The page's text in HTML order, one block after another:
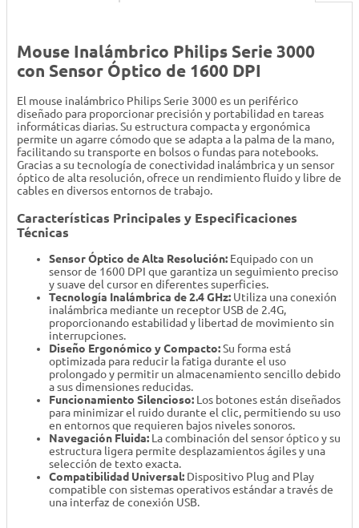
Mouse Inalámbrico Philips Serie 3000
con Sensor Óptico de 1600 DPI
El mouse inalámbrico Philips Serie 3000 es un periférico
diseñado para proporcionar precisión y portabilidad en tareas
informáticas diarias. Su estructura compacta y ergonómica
permite un agarre cómodo que se adapta a la palma de la mano,
facilitando su transporte en bolsos o fundas para notebooks.
Gracias a su tecnología de conectividad inalámbrica y un sensor
óptico de alta resolución, ofrece un rendimiento fluido y libre de
cables en diversos entornos de trabajo.
Características Principales y Especificaciones
Técnicas
Sensor Óptico de Alta Resolución: Equipado con un
sensor de 1600 DPI que garantiza un seguimiento preciso
y suave del cursor en diferentes superficies.
Tecnología Inalámbrica de 2.4 GHz: Utiliza una conexión
inalámbrica mediante un receptor USB de 2.4G,
proporcionando estabilidad y libertad de movimiento sin
interrupciones.
Diseño Ergonómico y Compacto:Su forma está
optimizada para reducir la fatiga durante el uso
prolongado y permitir un almacenamiento sencillo debido
a sus dimensiones reducidas.
Funcionamiento Silencioso: Los botones están diseñados
para minimizar el ruido durante el clic, permitiendo su uso
en entornos que requieren bajos niveles sonoros.
Navegación Fluida: La combinación del sensor óptico y su
estructura ligera permite desplazamientos ágiles y una
selección de texto exacta.
Compatibilidad Universal: Dispositivo Plug and Play
compatible con sistemas operativos estándar a través de
una interfaz de conexión USB.